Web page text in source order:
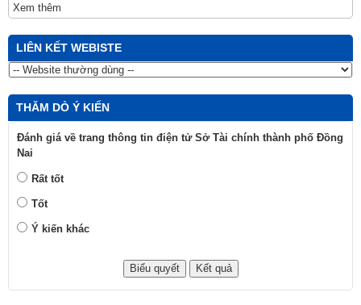
Xem thêm
LIÊN KẾT WEBISTE
THĂM DÒ Ý KIẾN
Đánh giá về trang thông tin điện tử Sở Tài chính thành phố Đồng
Nai
Rất tốt
Tốt
Ý kiến khác